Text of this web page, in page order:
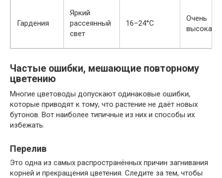
Гардения
Яркий
рассеянный
свет
16–24°C
Очень
высокая
Частые ошибки, мешающие повторному
цветению
Многие цветоводы допускают одинаковые ошибки,
которые приводят к тому, что растение не даёт новых
бутонов. Вот наиболее типичные из них и способы их
избежать.
Перелив
Это одна из самых распространённых причин загнивания
корней и прекращения цветения. Следите за тем, чтобы